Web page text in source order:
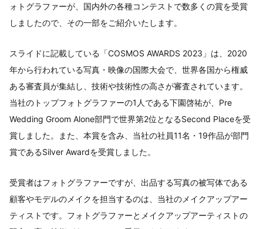
ォトグラファーが、国内外の各種コンテストで数多くの賞を受賞
しましたので、その一部をご紹介いたします。
スライドに記載している「COSMOS AWARDS 2023」は、2020
年から行われている写真・映像の国際大会で、世界各国から権威
ある審査員が集結し、技術や技術性の高さが審査されています。
当社のトップフォトグラファーの1人である下園啓祐が、Pre
Wedding Groom Alone部門で世界第2位となるSecond Placeを受
賞しました。また、本賞を含み、当社の社員11名・19作品が部門
賞であるSilver Awardを受賞しました。
受賞者はフォトグラファーですが、出品する写真の被写体である
顧客やモデルのメイクを担当するのは、当社のメイクアップアー
ティストです。フォトグラファーとメイクアップアーティストの